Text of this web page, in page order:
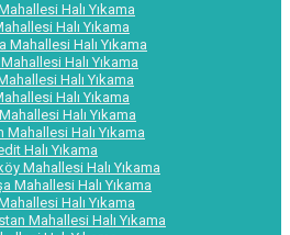
Halı Yıkama
Halı Yıkama
Mahallesi Halı Yıkama
Halı Yıkama
Halı Yıkama
Halı Yıkama
Halı Yıkama
Mahallesi Halı Yıkama
Halı Yıkama
Mahallesi Halı Yıkama
Mahallesi Halı Yıkama
Halı Yıkama
Mahallesi Halı Yıkama